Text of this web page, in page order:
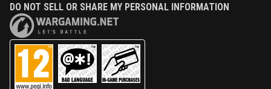
DO NOT SELL OR SHARE MY PERSONAL INFORMATION